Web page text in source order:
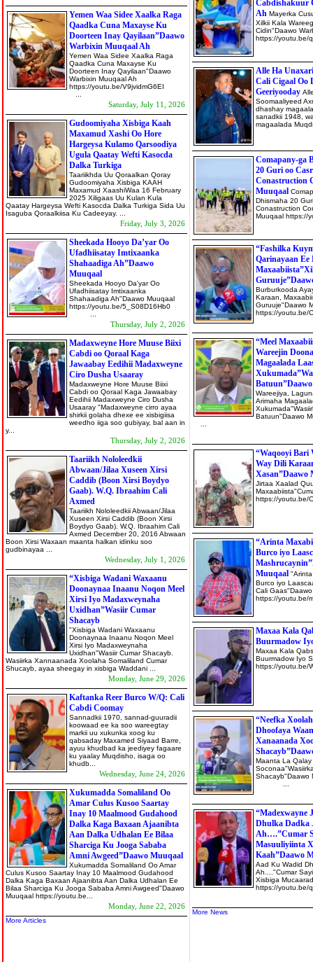
Yemen Waa Sidee Xaalka Raga
Qaadka Cuna Maxayse Ku
Doorteen Inay Qayilaan”Daawo
Warbixin Muuqaal Ah
Yemen Waa Sidee Xaalka Raga
Qaadka Cuna Maxayse Ku
Doorteen Inay Qayilaan"Daawo
Warbixin Muuqaal Ah
https://youtu.be/V9jvidmG6EI
Saturday, July 11, 2026
Gudoomiyaha Xisbiga Kaah
Maxamud Xashi Oo Hore
Hargeysa Kulamo Qarsoodiya
Ugula Qaatay Wefti Kasocda
Dalka Turkiga
Taariikhda Uu Qoraalkan Qoray
Gudoomiyaha Xisbiga KAAH
Maxamud XaashiWaa 16 February
2025 Xiligaas Uu Kulan Kula
Qaatay Hargeysa Wefti Kasocda Dalka Turkiga Sida Uu
Isaguba Qoraalkiisa Ku Cadeeyay. ...
Friday, July 3, 2026
Sheekada Hooyo Da’yar Oo
Ufadhiisatay Imtixaanka
Shahaadiga Ah”Daawo
Muuqaal
Sheekada Hooyo Da'yar Oo
Ufadhiisatay Imtixaanka
Shahaadiga Ah"Daawo Muuqaal
https://youtu.be/5_S08D16Hb0
Thursday, July 2, 2026
Madaxweyne Hore Muuse Biixi
Cabdi oo Qoraal Kaga
Jawaabay Eedihii Madaxweyne
Ciro Dusha Usaaray
Madaxweyne Hore Muuse Biixi
Cabdi oo Qoraal Kaga Jawaabay
Eedihii Madaxweyne Ciro Dusha
Usaaray "Madaxweyne cirro ayaa
shirkii golaha dhexe ee xisbigiisa
weedho iiga soo gubiyay, bal aan in
y...
Thursday, July 2, 2026
Taariikh Nololeedkii
Abwaan/Jilaa Xuseen Xirsi
Caddib (Boon Xirsi Boydyo
Gaab). W.Q. Ibraahim Cali
Axmed
Taariikh Nololeedkii Abwaan/Jilaa
Xuseen Xirsi Caddib (Boon Xirsi
Boydyo Gaab). W.Q. Ibraahim Cali
Axmed December 20, 2016 Abwaan
Boon Xirsi Waxaan maanta halkan idinku soo
gudbinayaa ...
Wednesday, July 1, 2026
“Xisbiga Wadani Waxaanu
Doonaynaa Inaanu Noqon Meel
Xirsi Iyo Madaxweynaha
Uxidhan”Wasiir Cumar
Shacayb
"Xisbiga Wadani Waxaanu
Doonaynaa Inaanu Noqon Meel
Xirsi Iyo Madaxweynaha
Uxidhan"Wasiir Cumar Shacayb.
Wasiirka Xannaanada Xoolaha Somaliland Cumar
Shucayb, ayaa sheegay in xisbiga Waddani ...
Monday, June 29, 2026
Kaftanka Reer Burco W/Q: Cali
Cabdi Coomay
Sannadkii 1970, sannad-guuradii
koowaad ee ka soo wareegtay
markii uu xukunka xoog ku
qabsaday Maxamed Siyaad Barre,
ayuu khudbad ka jeediyey fagaare
ku yaalay Muqdisho, isaga oo
khudb...
Wednesday, June 24, 2026
Xukumadda Somaliland Oo
Amar Culus Kusoo Saartay
Inay 10 Maalmood Gudahood
Dalka Kaga Baxaan Ajaanibta
Aan Dalka Udhalan Ee Bilaa
Sharciga Ku Jooga Sababa
Amni Awgeed”Daawo Muuqaal
Xukumadda Somaliland Oo Amar
Culus Kusoo Saartay Inay 10 Maalmood Gudahood
Dalka Kaga Baxaan Ajaanibta Aan Dalka Udhalan Ee
Bilaa Sharciga Ku Jooga Sababa Amni Awgeed"Daawo
Muuqaal https://youtu.be...
Monday, June 22, 2026
More Articles
Cabdishakuur
Ah Mayerka
Xilkii Kala
Cidin"Daawo
https://
Alle Ha
Cali Cigaal Oo
Geeriyooday
Soomaaliyeed
dhashay
sanadkii 1948,
magaalada
Comapany-ga
20 Guri oo
Conastruction
Muuqaal
Dhismaha 20
Conastruction
Muuqaal
“Fashilka
Qarinayaan Ee
Burburkooda
Karaan,
Guruuje"Daawo
https://
“Meel
Wareejin
Magaalada
Wareejiya,
Arimaha
Batuun"Daawo
“Waqooyi Bari
Way Dili
Xasan”Daawo
Jirtaa Xaalad
https://
“Arinta
Burco iyo
Muuqaal
Burco iyo
Cali
https://
Maxaa Kala
Buurmadow
Maxaa Kala
Buurmadow Iyo
https://
“Neefka
Dhoofaya
Xanaanada
Maanta La
Shacayb"Daawo
“Madexwayne
Dhulka Dadka
Ah….”Cumar
Masuuliyiinta
Kaah”Daawo
Aad Ku Wadid
Ah...."Cumar
Xisbiga
https://
More News